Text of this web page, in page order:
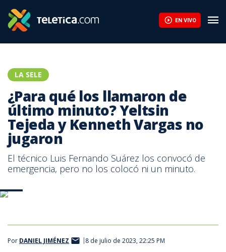
EN VIVO
LA SELE
¿Para qué los llamaron de
último minuto? Yeltsin
Tejeda y Kenneth Vargas no
jugaron
El técnico Luis Fernando Suárez los convocó de
emergencia, pero no los colocó ni un minuto.
Por DANIEL JIMÉNEZ 8 de julio de 2023, 22:25 PM